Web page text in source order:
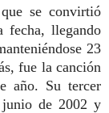
se convirtió
fecha, llegando
23
fue la canción
año. Su tercer
de 2002 y